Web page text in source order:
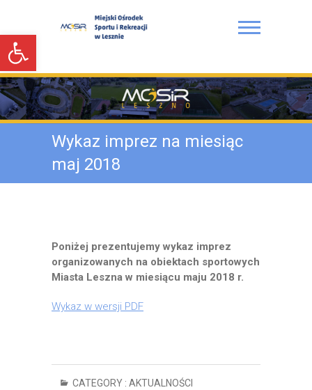
i
t
o
c
o
Miejski Ośrodek Sportu i
Rekreacji w Lesznie
Wykaz imprez na miesiąc
maj 2018
Poniżej prezentujemy wykaz imprez
organizowanych na obiektach sportowych
Miasta Leszna w miesiącu maju 2018 r.
Wykaz w wersji PDF
CATEGORY : AKTUALNOŚCI
Open toolbar